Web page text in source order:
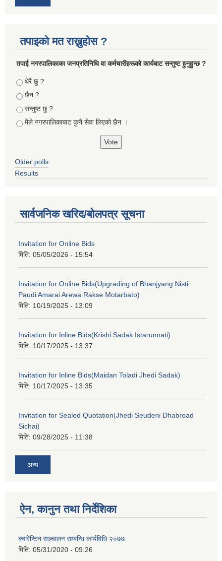
तपाइको मत राख्नुहोस ?
तपा‌ई नगरपालिकाका जनप्रतिनिधि वा कर्मचारीहरूकाे कार्यबाट सन्तुष्ट हुनुहुन्छ ?
Choices
धेरै छु ?
छैन ?
सन्तुष्ट छु ?
मैले नगरपालिकाबाट कुनै सेवा लिएकाे छैन ।
Older polls
Results
सार्वजनिक खरिद/बोलपत्र सूचना
Invitation for Online Bids
मिति: 05/05/2026 - 15:54
Invitation for Online Bids(Upgrading of Bhanjyang Nisti
Paudi Amarai Arewa Rakse Motarbato)
मिति: 10/19/2025 - 13:09
Invitation for Inline Bids(Krishi Sadak Istarunnati)
मिति: 10/17/2025 - 13:37
Invitation for Inline Bids(Maidan Toladi Jhedi Sadak)
मिति: 10/17/2025 - 13:35
Invitation for Sealed Quotation(Jhedi Seudeni Dhabroad
Sichai)
मिति: 09/28/2025 - 11:38
अन्य
ऐन, कानुन तथा निर्देशिका
क्वारेन्टिन सञ्चालन सम्बन्धि कार्यविधि २०७७
मिति: 05/31/2020 - 09:26